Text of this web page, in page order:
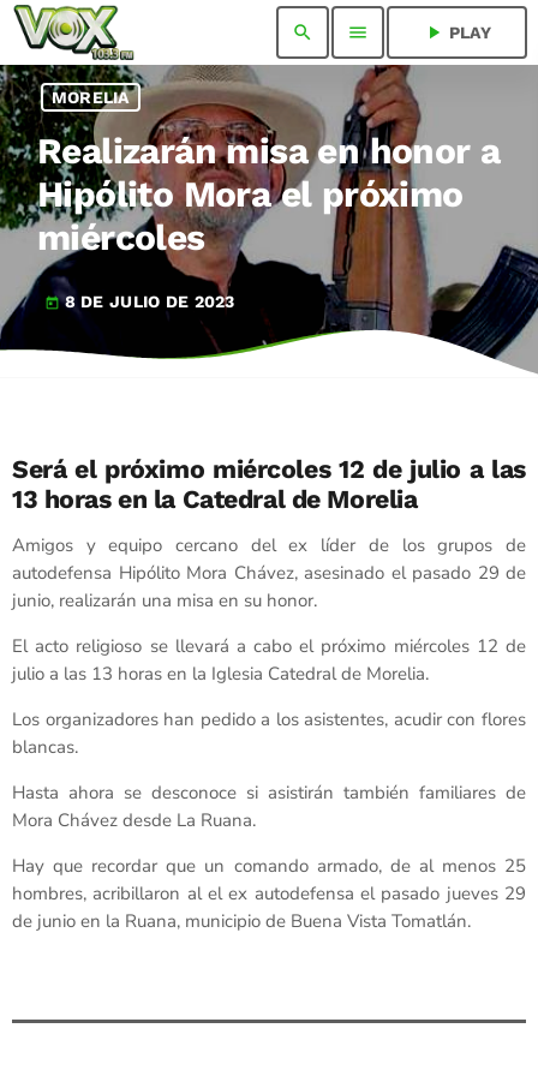
search menu play_arrow PLAY
MORELIA
Realizarán misa en honor a
Hipólito Mora el próximo
miércoles
today 8 DE JULIO DE 2023
Será el próximo miércoles 12 de julio a las
13 horas en la Catedral de Morelia
Amigos y equipo cercano del ex líder de los grupos de
autodefensa Hipólito Mora Chávez, asesinado el pasado 29 de
junio, realizarán una misa en su honor.
El acto religioso se llevará a cabo el próximo miércoles 12 de
julio a las 13 horas en la Iglesia Catedral de Morelia.
Los organizadores han pedido a los asistentes, acudir con flores
blancas.
Hasta ahora se desconoce si asistirán también familiares de
Mora Chávez desde La Ruana.
Hay que recordar que un comando armado, de al menos 25
hombres, acribillaron al el ex autodefensa el pasado jueves 29
de junio en la Ruana, municipio de Buena Vista Tomatlán.